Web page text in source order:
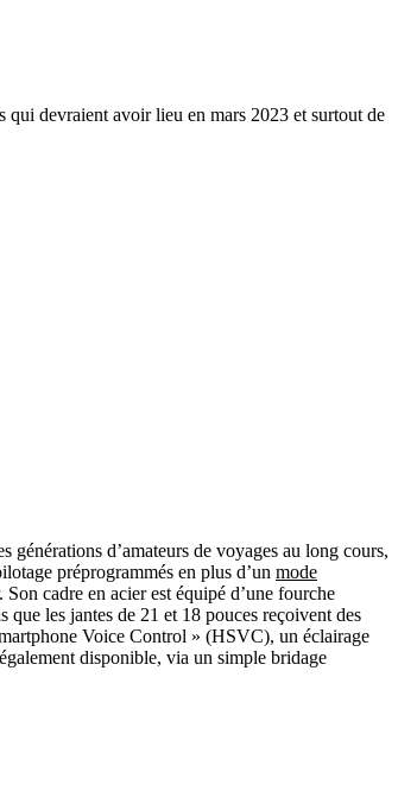
qui devraient avoir lieu en mars 2023 et surtout de
d’amateurs de voyages au long cours,
préprogrammés en plus d’un mode
cadre en acier est équipé d’une fourche
les jantes de 21 et 18 pouces reçoivent des
Voice Control » (HSVC), un éclairage
disponible, via un simple bridage